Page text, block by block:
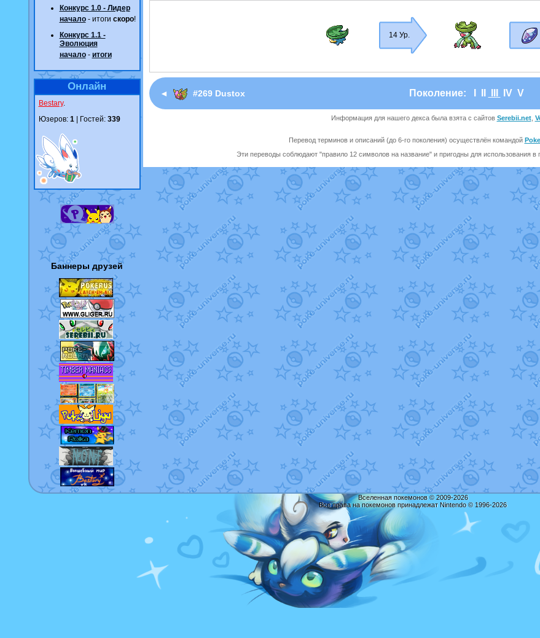
Конкурс 1.0 - Лидер
начало- итоги скоро!
Конкурс 1.1 -
Эволюция
начало- итоги
Онлайн
Bestary.
Юзеров: 1| Гостей: 339
Баннеры друзей
14 Ур.
◄ #269 Dustox Поколение: IV V
Информация для нашего декса была взята с сайтов Serebii.net,
Перевод терминов и описаний (до 6-го поколения) осуществлён командой
Эти переводы соблюдают "правило 12 символов на название" и пригодны для использования в
Вселенная покемонов © 2009-2026
Все права на покемонов принадлежат Nintendo © 1996-2026